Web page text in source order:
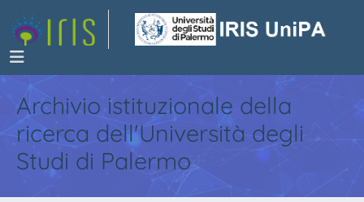
Archivio istituzionale della
ricerca dell'Università degli
Studi di Palermo